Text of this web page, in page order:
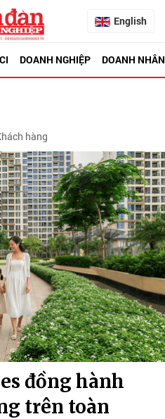
English
DOANH NGHIỆP DOANH NHÂN
hàng
đồng hành
trên toàn